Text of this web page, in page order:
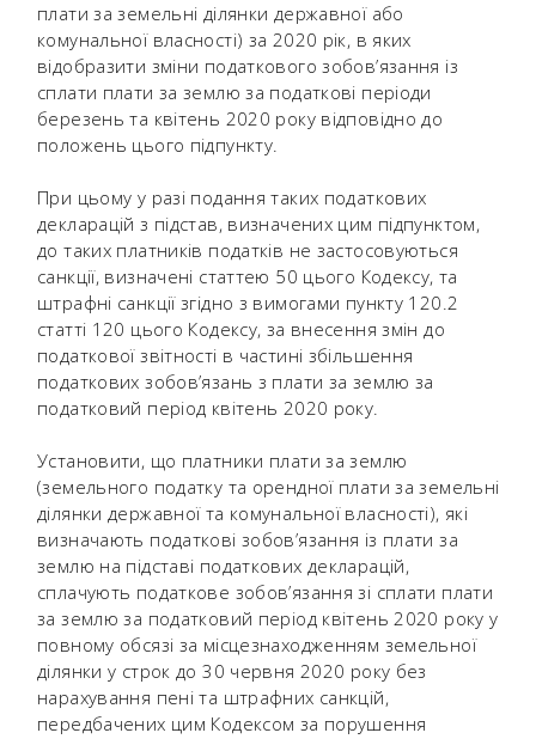
плати за земельні ділянки державної або
комунальної власності) за 2020 рік, в яких
відобразити зміни податкового зобов’язання із
сплати плати за землю за податкові періоди
березень та квітень 2020 року відповідно до
положень цього підпункту.
При цьому у разі подання таких податкових
декларацій з підстав, визначених цим підпунктом,
до таких платників податків не застосовуються
санкції, визначені статтею 50 цього Кодексу, та
штрафні санкції згідно з вимогами пункту 120.2
статті 120 цього Кодексу, за внесення змін до
податкової звітності в частині збільшення
податкових зобов’язань з плати за землю за
податковий період квітень 2020 року.
Установити, що платники плати за землю
(земельного податку та орендної плати за земельні
ділянки державної та комунальної власності), які
визначають податкові зобов’язання із плати за
землю на підставі податкових декларацій,
сплачують податкове зобов’язання зі сплати плати
за землю за податковий період квітень 2020 року у
повному обсязі за місцезнаходженням земельної
ділянки у строк до 30 червня 2020 року без
нарахування пені та штрафних санкцій,
передбачених цим Кодексом за порушення